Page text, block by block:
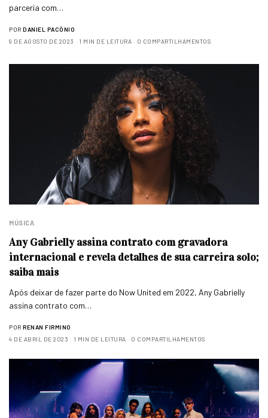
parceria com…
POR DANIEL PACÔNIO
9 DE AGOSTO DE 2023
1 MIN DE LEITURA 0 COMPARTILHAMENTOS
MÚSICA
Any Gabrielly assina contrato com gravadora
internacional e revela detalhes de sua carreira solo;
saiba mais
Após deixar de fazer parte do Now United em 2022, Any Gabrielly
assina contrato com…
POR RENAN FIRMINO
4 DE ABRIL DE 2023
1 MIN DE LEITURA 0 COMPARTILHAMENTOS